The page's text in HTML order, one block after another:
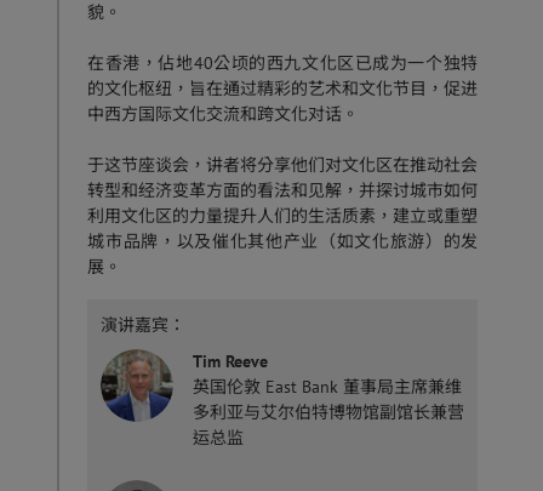
貌。
在香港，佔地40公顷的西九文化区已成为一个独特
的文化枢纽，旨在通过精彩的艺术和文化节目，促进
中西方国际文化交流和跨文化对话。
于这节座谈会，讲者将分享他们对文化区在推动社会
转型和经济变革方面的看法和见解，并探讨城市如何
利用文化区的力量提升人们的生活质素，建立或重塑
城市品牌，以及催化其他产业（如文化旅游）的发
展。
演讲嘉宾：
Tim Reeve
英国伦敦 East Bank 董事局主席兼维
多利亚与艾尔伯特博物馆副馆长兼营
运总监